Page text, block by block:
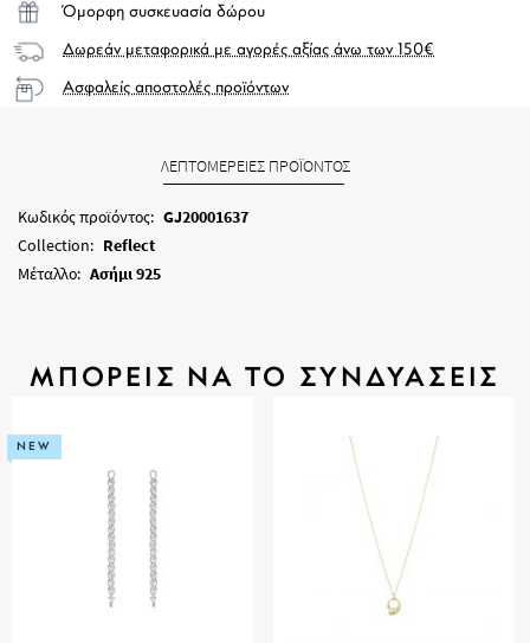
Όμορφη συσκευασία δώρου
Δωρεάν μεταφορικά με αγορές αξίας άνω των 150€
Ασφαλείς αποστολές προϊόντων
ΛΕΠΤΟΜΕΡΕΙΕΣ ΠΡΟΪΟΝΤΟΣ
Κωδικός προϊόντος: GJ20001637
Collection: Reflect
Μέταλλο: Ασήμι 925
ΜΠΟΡΕΙΣ ΝΑ ΤΟ ΣΥΝΔΥΑΣΕΙΣ
NEW